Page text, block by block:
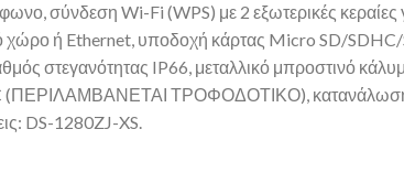
σύνδεση Wi-Fi (WPS) με 2 εξωτερικές κεραίες
χώρο ή Ethernet, υποδοχή κάρτας Micro SD/
στεγανότητας IP66, μεταλλικό μπροστινό
(ΠΕΡΙΛΑΜΒΑΝΕΤΑΙ ΤΡΟΦΟΔΟΤΙΚΟ), κατανάλωση
DS-1280ZJ-XS.